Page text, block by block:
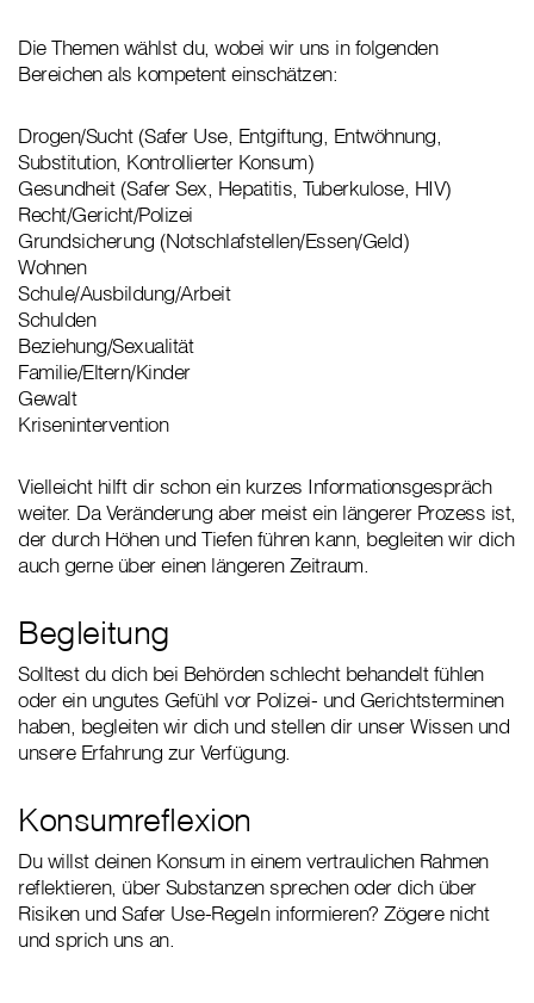
Die Themen wählst du, wobei wir uns in folgenden
Bereichen als kompetent einschätzen:
Drogen/Sucht (Safer Use, Entgiftung, Entwöhnung,
Substitution, Kontrollierter Konsum)
Gesundheit (Safer Sex, Hepatitis, Tuberkulose, HIV)
Recht/Gericht/Polizei
Grundsicherung (Notschlafstellen/Essen/Geld)
Wohnen
Schule/Ausbildung/Arbeit
Schulden
Beziehung/Sexualität
Familie/Eltern/Kinder
Gewalt
Krisenintervention
Vielleicht hilft dir schon ein kurzes Informationsgespräch
weiter. Da Veränderung aber meist ein längerer Prozess ist,
der durch Höhen und Tiefen führen kann, begleiten wir dich
auch gerne über einen längeren Zeitraum.
Begleitung
Solltest du dich bei Behörden schlecht behandelt fühlen
oder ein ungutes Gefühl vor Polizei- und Gerichtsterminen
haben, begleiten wir dich und stellen dir unser Wissen und
unsere Erfahrung zur Verfügung.
Konsumreflexion
Du willst deinen Konsum in einem vertraulichen Rahmen
reflektieren, über Substanzen sprechen oder dich über
Risiken und Safer Use-Regeln informieren? Zögere nicht
und sprich uns an.